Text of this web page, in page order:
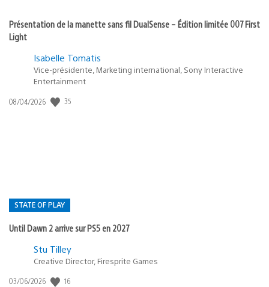
Présentation de la manette sans fil DualSense – Édition limitée 007 First
Light
Isabelle Tomatis
Vice-présidente, Marketing international, Sony Interactive
Entertainment
Date
08/04/2026 35
STATE OF PLAY
Until Dawn 2 arrive sur PS5 en 2027
Postée
:
Stu Tilley
Creative Director, Firesprite Games
Date
03/06/2026 16